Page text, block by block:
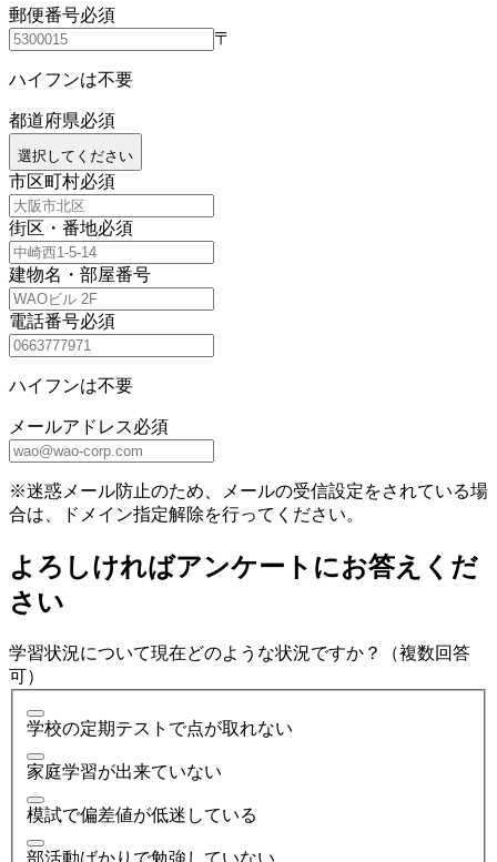
郵便番号必須
〒
ハイフンは不要
都道府県必須
選択してください
市区町村必須
街区・番地必須
建物名・部屋番号
電話番号必須
ハイフンは不要
メールアドレス必須
※迷惑メール防止のため、メールの受信設定をされている場
合は、ドメイン指定解除を行ってください。
よろしければアンケートにお答えくだ
さい
学習状況について現在どのような状況ですか？（複数回答
可）
学校の定期テストで点が取れない
家庭学習が出来ていない
模試で偏差値が低迷している
部活動ばかりで勉強していない